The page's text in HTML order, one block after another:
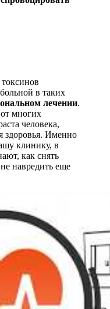
в таких
лечении.
многих
человека,
здоровья. Именно
клинику, в
как снять
навредить еще